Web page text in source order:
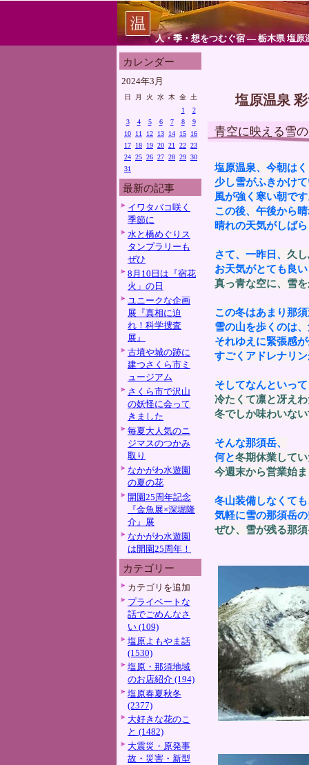
人・季・想をつむぐ宿 ― 栃木県 塩原
カレンダー
2024年3月
日 月 火 水 木 金
土
1
2
3
4 5 6 7 8
9
10
11 12 13 14 15
16
17
18 19 20 21 22 23
24 25 26 27 28 29 30
31
最新の記事
イワタバコ咲く
季節に
水と橋めぐりス
タンプラリーも
ぜひ
8月10日は『宿花
火」の日
ユニークな企画
展『真相に迫
れ！科学捜査
展』
古墳や城の跡に
建つさくら市ミ
ュージアム
さくら市で沢山
の妖怪に会って
きました
毎夏大人気のニ
ジマスのつかみ
取り
なかがわ水遊園
の夏の花
開園25周年記念
『金魚展×深堀隆
介』展
なかがわ水遊園
は開園25周年！
カテゴリー
カテゴリを追加
プライベートな
話でごめんなさ
い (109)
塩原よもやま話
(1530)
塩原・那須地域
のお店紹介 (194)
塩原春夏秋冬
(2377)
大好きな花のこ
と (1482)
大震災・原発事
故・災害・新型
塩原温泉
青空に映える雪
塩原温泉、今朝は
少し雪がふきかけ
風が強く寒い朝で
この後、午後から
晴れの天気がしば
さて、一昨日、 久
お天気がとても良
真っ青な空に、雪
この冬はあまり那
雪の山を歩くのは
それゆえに緊張感
すごくアドレナリ
そしてなんといっ
冷たくて凛と冴え
冬でしか味わいな
そんな那須岳、
何と冬期休業して
今週末から営業始
冬山装備しなくて
気軽に雪の那須岳
ぜひ、雪が残る那